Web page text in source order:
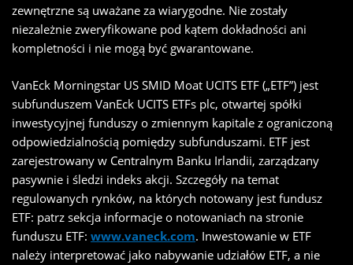
zewnętrzne są uważane za wiarygodne. Nie zostały
niezależnie zweryfikowane pod kątem dokładności ani
kompletności i nie mogą być gwarantowane.
VanEck Morningstar US SMID Moat UCITS ETF („ETF”) jest
subfunduszem VanEck UCITS ETFs plc, otwartej spółki
inwestycyjnej funduszy o zmiennym kapitale z ograniczoną
odpowiedzialnością pomiędzy subfunduszami. ETF jest
zarejestrowany w Centralnym Banku Irlandii, zarządzany
pasywnie i śledzi indeks akcji. Szczegóły na temat
regulowanych rynków, na których notowany jest fundusz
ETF: patrz sekcja informacje o notowaniach na stronie
funduszu ETF: www.vaneck.com. Inwestowanie w ETF
należy interpretować jako nabywanie udziałów ETF, a nie